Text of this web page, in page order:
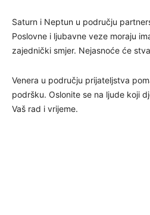
Saturn i Neptun u području
Poslovne i ljubavne veze moraju
zajednički smjer. Nejasnoće će
Venera u području prijateljstva
podršku. Oslonite se na ljude koji
Vaš rad i vrijeme.